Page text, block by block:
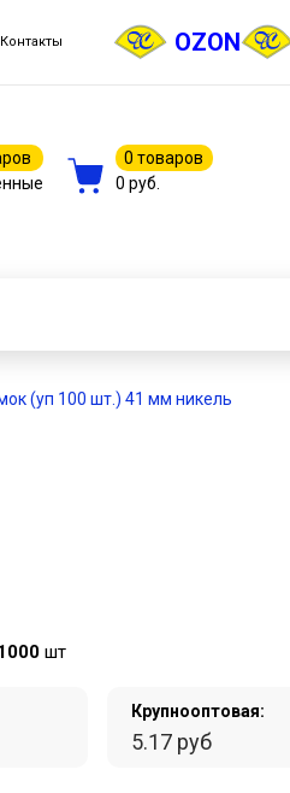
Контакты OZON
0 товаров
0 руб.
(уп 100 шт.) 41 мм никель
шт
Крупнооптовая:
5.17 руб